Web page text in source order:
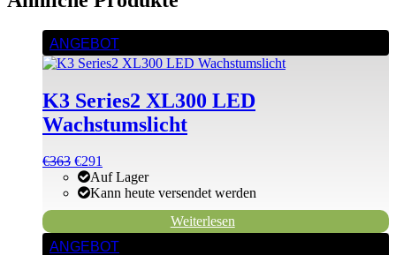
ANGEBOT
K3 Series2 XL300 LED
Wachstumslicht
Ursprünglicher
Preis
war:
€688
€363Aktueller
Preis
ist:
€363.
€291
Auf Lager
Kann heute versendet werden
Weiterlesen
ANGEBOT